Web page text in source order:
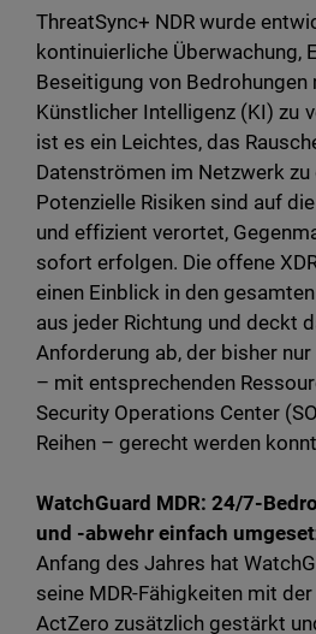
ThreatSync+ NDR wurde
kontinuierliche Überwachung,
Beseitigung von
Künstlicher Intelligenz (KI) zu
ist es ein Leichtes, das
Datenströmen im Netzwerk
Potenzielle Risiken sind auf
und effizient verortet,
sofort erfolgen. Die offene
einen Einblick in den
aus jeder Richtung und deckt
Anforderung ab, der bisher
– mit entsprechenden
Security Operations Center
Reihen – gerecht werden
WatchGuard MDR: 24/7-
und -abwehr einfach
Anfang des Jahres hat
seine MDR-Fähigkeiten mit
ActZero zusätzlich gestärkt